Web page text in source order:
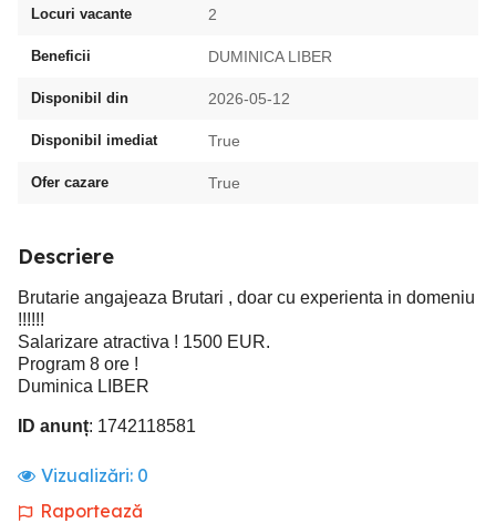
Locuri vacante 2
Beneficii DUMINICA LIBER
Disponibil din 2026-05-12
Disponibil imediat True
Ofer cazare True
Descriere
Brutarie angajeaza Brutari , doar cu experienta in domeniu
!!!!!!
Salarizare atractiva ! 1500 EUR.
Program 8 ore !
Duminica LIBER
ID anunț: 1742118581
Vizualizări: 0
Raportează